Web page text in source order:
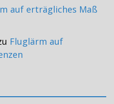
auf erträgliches Maß
Fluglärm auf